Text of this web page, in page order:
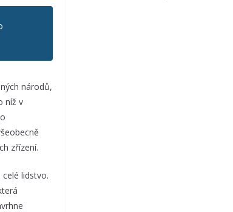
národů,
níž v
zřízení.
lidstvo.